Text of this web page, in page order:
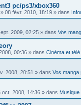
pc/ps3/xbox360
» 08 févr. 2010, 18:19 » dans
2009, 02:25 » dans Vos
00:36 » dans Cinéma et télé
2008, 20:51 » dans Vos manga
oct. 2008, 14:36 » dans Musique